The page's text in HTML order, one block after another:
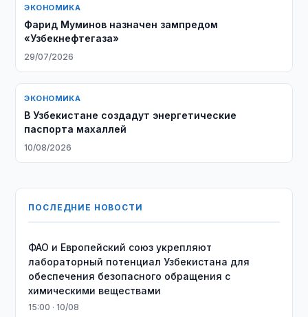
ЭКОНОМИКА
Фарид Муминов назначен зампредом
«Узбекнефтегаза»
29/07/2026
ЭКОНОМИКА
В Узбекистане создадут энергетические
паспорта махаллей
10/08/2026
ПОСЛЕДНИЕ НОВОСТИ
ФАО и Европейский союз укрепляют
лабораторный потенциал Узбекистана для
обеспечения безопасного обращения с
химическими веществами
15:00 · 10/08